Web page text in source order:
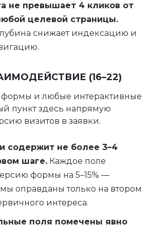
не превышает 4 кликов от
целевой страницы.
снижает индексацию и
(16–22)
формы и любые интерактивные
пункт здесь напрямую
визитов в заявки.
содержит не более 3–4
шаге. Каждое поле
формы на 5–15% —
оправданы только на втором
интереса.
поля помечены явно